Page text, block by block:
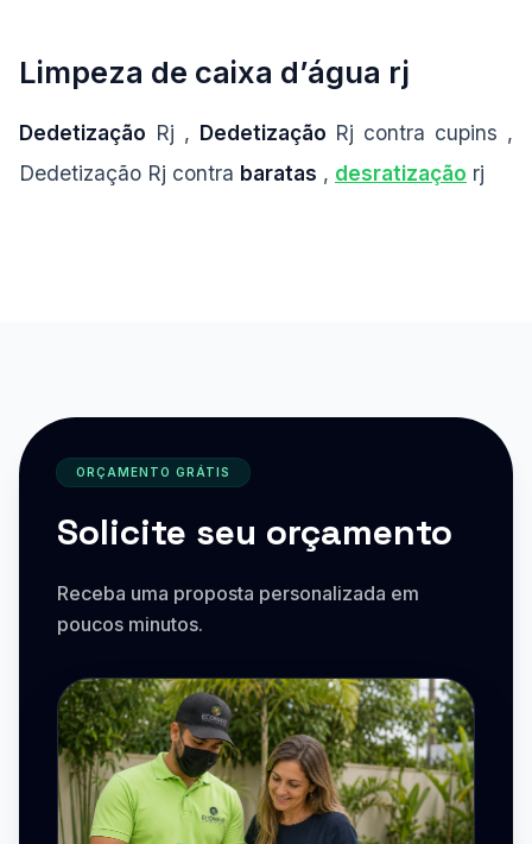
Limpeza de caixa d’água rj
Dedetização Rj , Dedetização Rj contra cupins ,
Dedetização Rj contra baratas , desratização rj
ORÇAMENTO GRÁTIS
Solicite seu orçamento
Receba uma proposta personalizada em
poucos minutos.